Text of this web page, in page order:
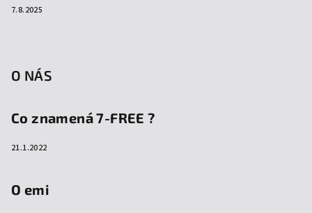
7.8.2025
O NÁS
Co znamená 7-FREE ?
21.1.2022
O emi